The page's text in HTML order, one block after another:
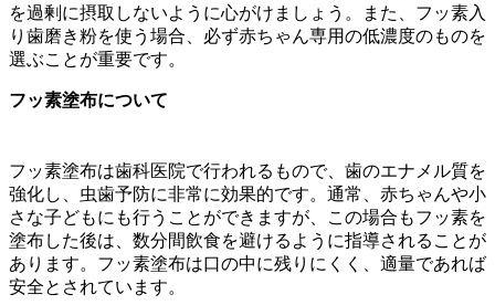
を過剰に摂取しないように心がけましょう。また、フッ素入
り歯磨き粉を使う場合、必ず赤ちゃん専用の低濃度のものを
選ぶことが重要です。
フッ素塗布について
フッ素塗布は歯科医院で行われるもので、歯のエナメル質を
強化し、虫歯予防に非常に効果的です。通常、赤ちゃんや小
さな子どもにも行うことができますが、この場合もフッ素を
塗布した後は、数分間飲食を避けるように指導されることが
あります。フッ素塗布は口の中に残りにくく、適量であれば
安全とされています。